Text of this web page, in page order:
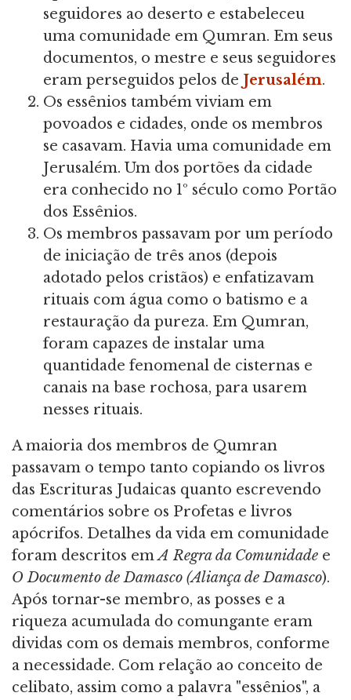
seguidores ao deserto e estabeleceu
uma comunidade em Qumran. Em seus
documentos, o mestre e seus seguidores
eram perseguidos pelos de Jerusalém.
Os essênios também viviam em
povoados e cidades, onde os membros
se casavam. Havia uma comunidade em
Jerusalém. Um dos portões da cidade
era conhecido no 1º século como Portão
dos Essênios.
Os membros passavam por um período
de iniciação de três anos (depois
adotado pelos cristãos) e enfatizavam
rituais com água como o batismo e a
restauração da pureza. Em Qumran,
foram capazes de instalar uma
quantidade fenomenal de cisternas e
canais na base rochosa, para usarem
nesses rituais.
A maioria dos membros de Qumran
passavam o tempo tanto copiando os livros
das Escrituras Judaicas quanto escrevendo
comentários sobre os Profetas e livros
apócrifos. Detalhes da vida em comunidade
foram descritos emA Regra da Comunidade e
O Documento de Damasco (Aliança de Damasco).
Após tornar-se membro, as posses e a
riqueza acumulada do comungante eram
dividas com os demais membros, conforme
a necessidade. Com relação ao conceito de
celibato, assim como a palavra "essênios", a